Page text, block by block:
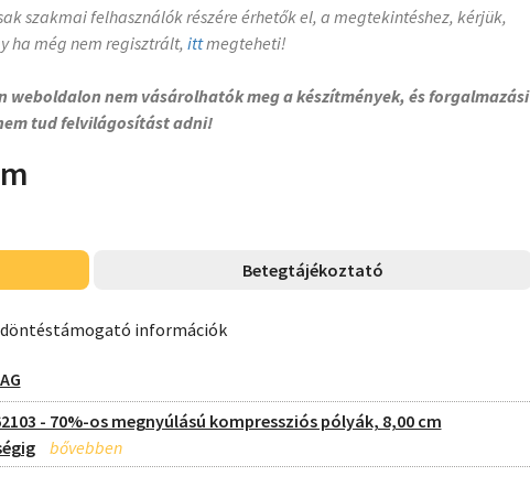
szakmai felhasználók részére érhetők el, a megtekintéshez, kérjük,
ha még nem regisztrált, ittmegteheti!
weboldalon nem vásárolhatók meg a készítmények, és forgalmazási
tud felvilágosítást adni!
Betegtájékoztató
információk
- 70%-os megnyúlású kompressziós pólyák, 8,00 cm